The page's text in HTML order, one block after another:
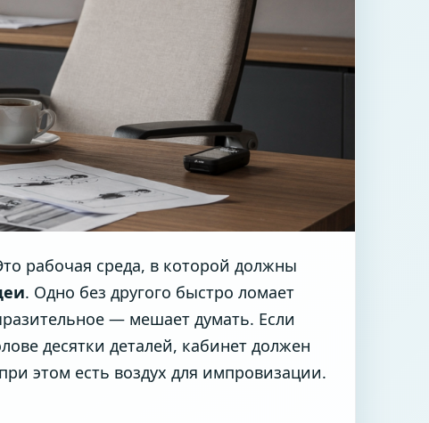
рабочая среда, в которой должны
. Одно без другого быстро ломает
— мешает думать. Если
десятки деталей, кабинет должен
этом есть воздух для импровизации.